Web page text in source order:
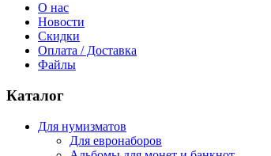
О нас
Новости
Скидки
Оплата / Доставка
Файлы
Каталог
Для нумизматов
Для евронаборов